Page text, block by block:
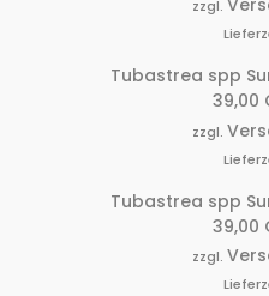
zzgl.
Tubastrea spp
39,00
zzgl.
Tubastrea spp
39,00
zzgl.